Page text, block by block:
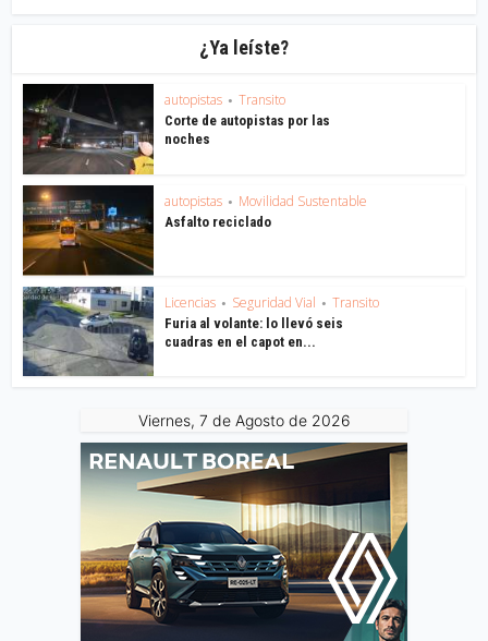
¿Ya leíste?
autopistas • Transito
Corte de autopistas por las
noches
autopistas • Movilidad Sustentable
Asfalto reciclado
Licencias • Seguridad Vial • Transito
Furia al volante: lo llevó seis
cuadras en el capot en...
Viernes, 7 de Agosto de 2026